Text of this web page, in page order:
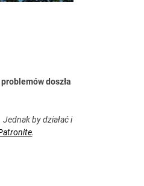
doszła
by działać i
.